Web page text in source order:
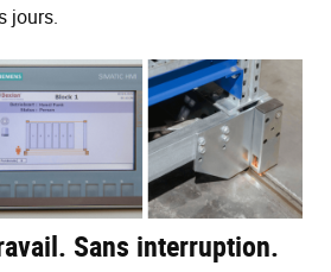
jours.
Sans interruption.